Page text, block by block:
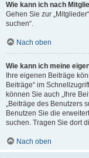
Wie kann ich nach
Gehen Sie zur
suchen“.
Nach oben
Wie kann ich meine
Ihre eigenen Beiträge
Beiträge“ im
können Sie auch „Ihre
„Beiträge des Benutzers
Benutzen Sie die
suchen. Tragen Sie dort
Nach oben